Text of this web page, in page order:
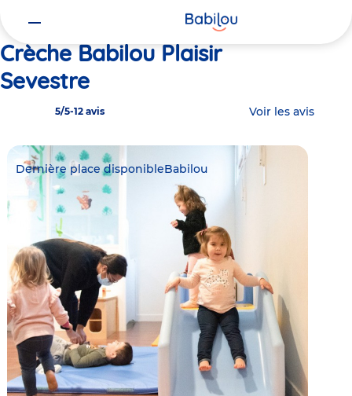
Crèche Babilou Plaisir
Sevestre
5/5-12 avis Voir les avis
Dernière place disponibleBabilou